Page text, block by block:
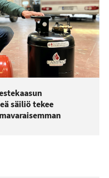
säiliö tekee